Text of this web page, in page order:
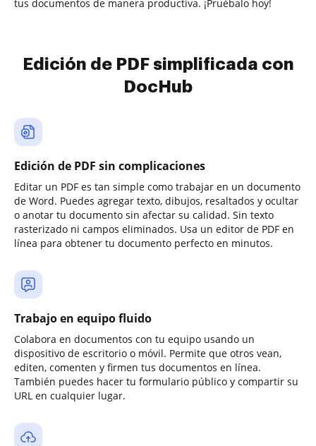
tus documentos de manera productiva. ¡Pruébalo hoy!
Edición de PDF simplificada con
DocHub
Edición de PDF sin complicaciones
Editar un PDF es tan simple como trabajar en un documento
de Word. Puedes agregar texto, dibujos, resaltados y ocultar
o anotar tu documento sin afectar su calidad. Sin texto
rasterizado ni campos eliminados. Usa un editor de PDF en
línea para obtener tu documento perfecto en minutos.
Trabajo en equipo fluido
Colabora en documentos con tu equipo usando un
dispositivo de escritorio o móvil. Permite que otros vean,
editen, comenten y firmen tus documentos en línea.
También puedes hacer tu formulario público y compartir su
URL en cualquier lugar.